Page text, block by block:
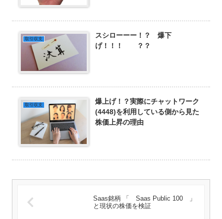
取引収支
スシローーー！？ 爆下
げ！！！ ？？
取引収支
爆上げ！？実際にチャットワーク
(4448)を利用している側から見た
株価上昇の理由
Saas銘柄 「 Saas Public 100 」
と現状の株価を検証